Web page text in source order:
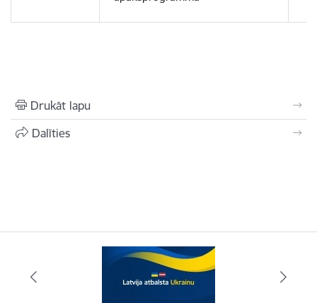
Drukāt lapu
Dalīties